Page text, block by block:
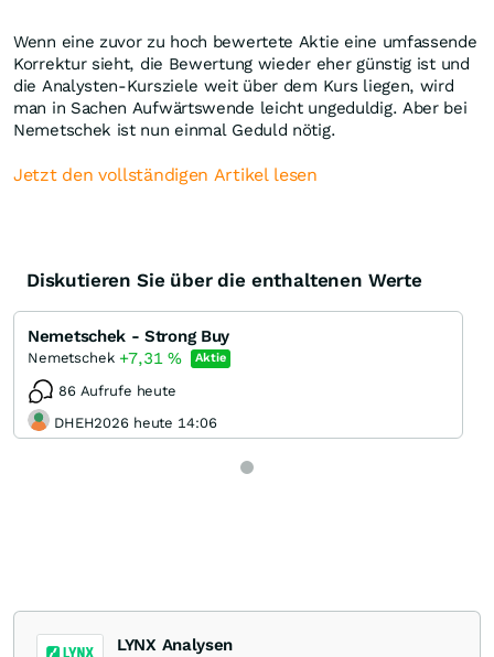
Wenn eine zuvor zu hoch bewertete Aktie eine umfassende
Korrektur sieht, die Bewertung wieder eher günstig ist und
die Analysten-Kursziele weit über dem Kurs liegen, wird
man in Sachen Aufwärtswende leicht ungeduldig. Aber bei
Nemetschek ist nun einmal Geduld nötig.
Jetzt den vollständigen Artikel lesen
Diskutieren Sie über die enthaltenen Werte
Nemetschek - Strong Buy
Nemetschek +7,31 % Aktie
86 Aufrufe heute
DHEH2026 heute 14:06
LYNX Analysen